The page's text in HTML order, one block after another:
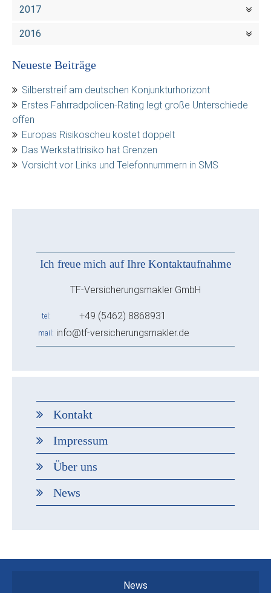
2017
2016
Neueste Beiträge
Silberstreif am deutschen Konjunkturhorizont
Erstes Fahrradpolicen-Rating legt große Unterschiede
offen
Europas Risikoscheu kostet doppelt
Das Werkstattrisiko hat Grenzen
Vorsicht vor Links und Telefonnummern in SMS
Ich freue mich auf Ihre Kontaktaufnahme
TF-Versicherungsmakler GmbH
tel +49 (5462) 8868931
mail info@tf-versicherungsmakler.de
Kontakt
Impressum
Über uns
News
News